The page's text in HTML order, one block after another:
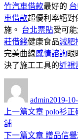
竹汽車借款最好的
車借款超優利率絕對
施。 台北票貼受可
莊借錢健康食品減肥
完美曲線感情諮詢眼
決了施工工具的近視
admin佈
日
2019-
文
章
上一篇文章 上
篇
polo衫正
舖
下一篇文章 下
贈品信